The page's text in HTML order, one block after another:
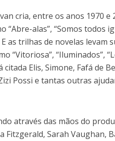
cria, entre os anos 1970 e
“Abre-alas”, “Somos todos
as trilhas de novelas levam
“Vitoriosa”, “Iluminados”,
Elis, Simone, Fafá de
Possi e tantas outras
através das mãos do
Fitzgerald, Sarah Vaughan,